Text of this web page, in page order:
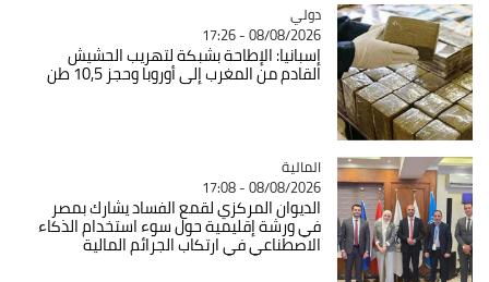
Catégorie
دولي
08/08/2026 - 17:26
إسبانيا: الإطاحة بشبكة لتهريب الحشيش
القادم من المغرب إلى أوروبا وحجز 10,5 طن
Catégorie
المالية
08/08/2026 - 17:08
الديوان المركزي لقمع الفساد يشارك بمصر
في ورشة إقليمية حول سوء استخدام الذكاء
الاصطناعي في ارتكاب الجرائم المالية